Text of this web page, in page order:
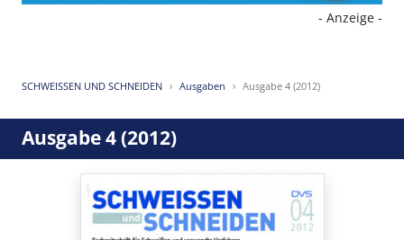
- Anzeige -
SCHWEISSEN UND SCHNEIDEN Ausgaben Ausgabe 4 (2012)
Ausgabe 4 (2012)